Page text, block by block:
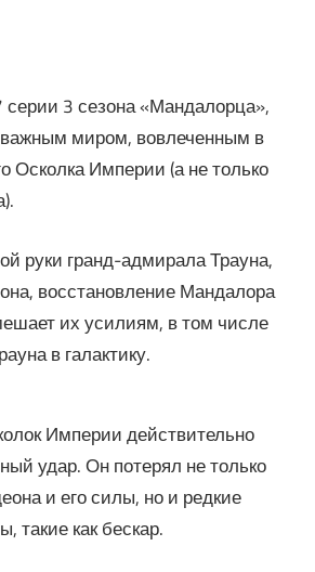
серии 3 сезона «Мандалорца»,
миром, вовлеченным в
Осколка Империи (а не только
руки гранд-адмирала Трауна,
восстановление Мандалора
их усилиям, в том числе
в галактику.
Империи действительно
удар. Он потерял не только
и его силы, но и редкие
такие как бескар.